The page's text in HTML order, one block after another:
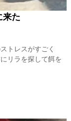
来た
トレスがすごく
リラを探して餌を